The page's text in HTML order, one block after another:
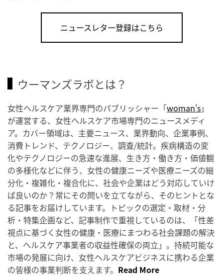
ニュースレター登録はこちら
ウーマンズラボとは？
女性ヘルスケア業界専門のパブリッシャー「woman’s」
が運営する、女性ヘルスケア市場専門のニュースメディ
ア。カバー領域は、主要ニュース、業界動向、企業事例、
消費トレンド、テクノロジー、調査/統計。疾病構造の変
化やテクノロジーの急速な進展、生き方・働き方・価値観
の多様化などに伴う、女性の健康ニーズや医療ニーズの細
分化・複雑化・複合化に、社会や企業はどう対応していけ
ば良いのか？常にその問いを立てながら、そのヒントとな
る記事をお届けしています。トピックの選定・取材・分
析・特集企画など、記事制作で重視しているのは、「性差
視点に基づく女性の健康・医療にまつわる社会課題の解決
と、ヘルスケア事業者の収益性確保の両立」。持続可能な
市場の発展に向け、女性ヘルスケアビジネスに携わる企業
の皆様の事業判断を支えます。 Read More